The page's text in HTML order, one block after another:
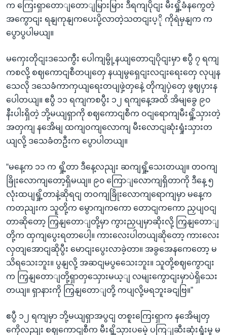
က ကြေးရှာတောျတောျမြားမြား ဒီရကျပိုငျး မီးရှို့ခံနကွေတဲ့
အကွောငျး ရနျကုနျကပေးပို့လာတဲ့သတငျးပ့ို ကိုရဲမှနျက က
ပွောပွပါမယျ။
မကှေးတိုငျးဒသေကွီး ပေါကျမွို့နယျတောငျပိုငျးမှာ ဧပွီ ၇ ရကျ
ကစလို့ စဈကောငျစီတပျတှေ နယျမွရှေငျးလငျးရေးတှေ လုပျန
သေလို ဒသေခံကာကှယျရေးတပျဖှဲ့တှနေဲ့ တိုကျပှဲတှေ ဖွဈပှားန
ပေါတယျ။ ဧပွီ ၁၁ ရကျကစပွီး ၁၂ ရကျနေ့အထိ အိမျခွေ ၉၀
နီးပါးရှိတဲ့ ဘို့မယျရှာကို စဈကောငျစီက ဝငျရောကျမီးရှို့သှားတဲ့
အတှကျ နအေိမျ ထကျဝကျလောကျ မီးလောငျဆုံးရှုံးသှားတ
ယျလို့ ဒသေခံတဦးက ပွောပါတယျ။
“မနေ့က ၁၁ က ရှို့တာ ဒီနေ့လညျး ဆကျရှို့သေးတယျ။ တဝကျ
ခြိုးလောကျတော့ရှိမယျ။ ၉၀ ကြောျလောကျရှိတာကို ဒီနေ့ ၅
လုံးထပျရှို့တာနဲ့ဆိုရငျ တဝကျခြိုးလောကျရောကျမှာ မနေ့က
ကတညျးက သူတို့က မွောကျကကော တောငျကကော ညှပျဝငျ
တာဆိုတော့ ကြှနျတောျတို့မှာ ကွားညှပျမှာဆိုးလို့ ကြှနျတောျ
တို့က ထှကျပွေးရတာပေါ့။ ကားလေးပါတယျဆိုတော့ ကားလေး
လှတျအောငျဆိုပွီး မောငျးပွေးလာခဲ့တာ။ အခွအေနကေတော့ မ
သိရသေးဘူး။ ပွနျလို့ အဆငျမပွသေေးဘူး။ သူတို့စဈကွောငျး
က ကြှနျတောျတို့ရှာတှသှေားမယ့ျ လမျးကွောငျးမှာပဲရှိသေး
တယျ။ ရှာနားကို ကြှနျတောျတို့ ကပျလို့မရဘူးခငျဗြ။”
ဧပွီ ၁၂ ရကျမှာ ဘို့မယျရှာအပွငျ တစူးကြေးရှာက နအေိမျတှ
ကေိုလညျး စဈကောငျစီက မီးရှို့သှားပမေဲ့ ပကြျဆီးဆုံးရှုံးမှု မ